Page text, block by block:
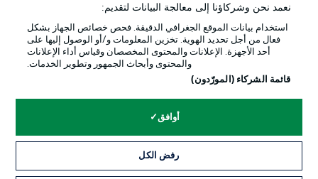
الإخطارات القانونية
نعمد نحن وشركاؤنا إلى معالجة البيانات لتقديم:
استخدام بيانات الموقع الجغرافي الدقيقة. فحص خصائص الجهاز بشكل
فعال من أجل تحديد الهوية. تخزين المعلومات و/أو الوصول إليها على
أحد الأجهزة. الإعلانات والمحتوى المخصصان وقياس أداء الإعلانات
والمحتوى وأبحاث الجمهور وتطوير الخدمات.
قائمة الشركاء (المورّدون)
أوافق
رفض الكل